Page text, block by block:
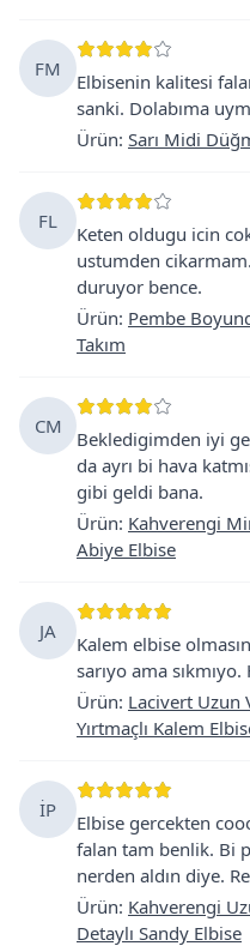
FM
Elbisenin kalitesi
sanki. Dolabıma
Ürün: Sarı Midi
FL
Keten oldugu icin
ustumden
duruyor bence.
Ürün: Pembe
Takım
CM
Bekledigimden iyi
da ayrı bi hava
gibi geldi bana.
Ürün: Kahverengi
Abiye Elbise
JA
Kalem elbise
sarıyo ama
Ürün: Lacivert Uzun
Yırtmaçlı Kalem
İP
Elbise gercekten
falan tam benlik. Bi
nerden aldın diye.
Ürün: Kahverengi
Detaylı Sandy Elbise